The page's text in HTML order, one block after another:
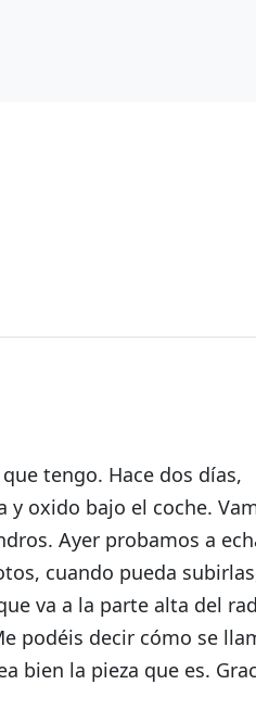
tengo. Hace dos días,
y oxido bajo el coche.
Ayer probamos a
cuando pueda
va a la parte alta del
podéis decir cómo se
bien la pieza que es.